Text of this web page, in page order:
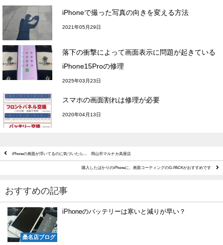
iPhoneで撮った写真の向きを変える方法
2021年05月29日
落下の衝撃によって画面表示に問題が起きている
iPhone15Proの修理
2025年03月23日
スマホの画面割れは修理が必要
2020年04月13日
iPhoneの画面が浮いてるのに気づいたら… 岡山市マルナカ高屋店
購入したばかりのiPhoneに、画面コーティングのG-PACKがおすすめです
おすすめの記事
桑名店ブログ
iPhoneのバッテリーは寒いと減りが早い？